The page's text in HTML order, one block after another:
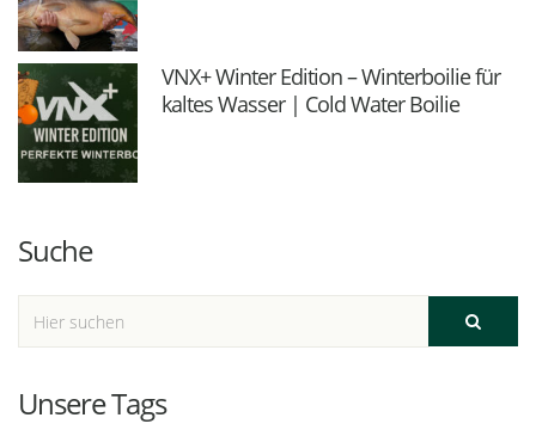
VNX+ Winter Edition – Winterboilie für
kaltes Wasser | Cold Water Boilie
Suche
Unsere Tags